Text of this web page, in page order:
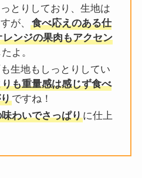
とりしており、生地は
が、
食べ応えのある仕
レンジの果肉もアクセン
よ。
生地もしっとりしてい
も重量感は感じず食べ
ですね！
わいでさっぱりに仕上